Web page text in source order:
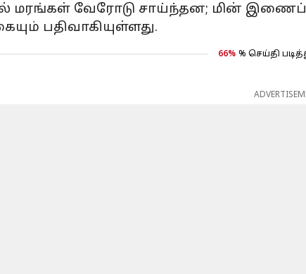
வேரோடு சாய்ந்தன; மின்
பதிவாகியுள்ளது.
66% % செய்தி